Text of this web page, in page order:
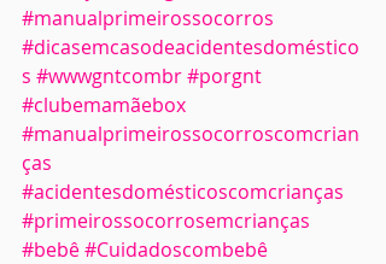
#manualprimeirossocorros
#dicasemcasodeacidentesdoméstico
s #wwwgntcombr#porgnt
#clubemamãebox
#manualprimeirossocorroscomcrian
ças
#acidentesdomésticoscomcrianças
#primeirossocorrosemcrianças
#bebê#Cuidadoscombebê